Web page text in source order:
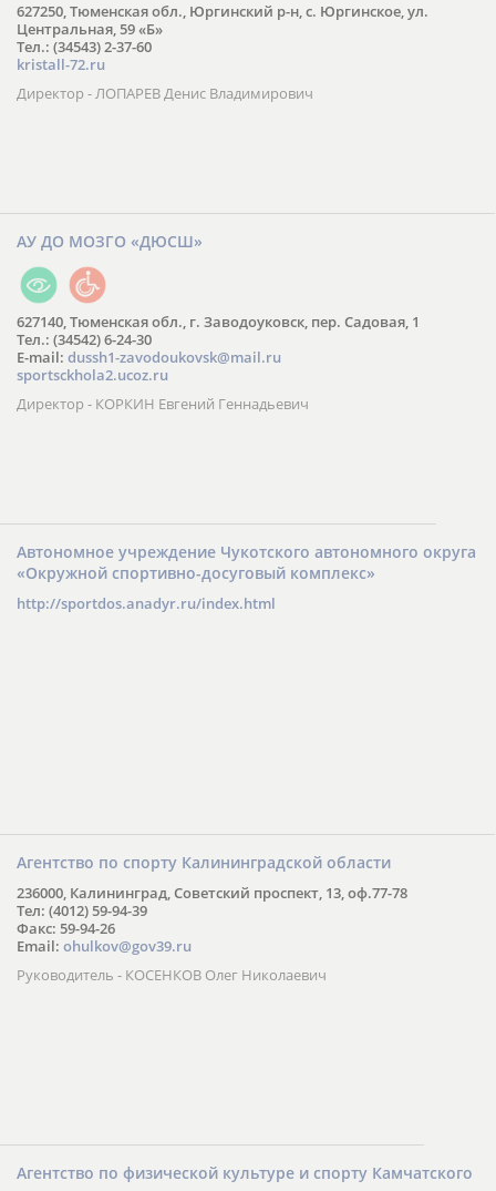
627250, Тюменская обл., Юргинский р-н, с. Юргинское, ул.
Центральная, 59 «Б»
Тел.: (34543) 2-37-60
kristall-72.ru
Директор - ЛОПАРЕВ Денис Владимирович
АУ ДО МОЗГО «ДЮСШ»
627140, Тюменская обл., г. Заводоуковск, пер. Садовая, 1
Тел.: (34542) 6-24-30
​E-mail: dussh1-zavodoukovsk@mail.ru
sportsckhola2.ucoz.ru
Директор - КОРКИН Евгений Геннадьевич
Автономное учреждение Чукотского автономного округа
«Окружной спортивно-досуговый комплекс»
http://sportdos.anadyr.ru/index.html
Агентство по спорту Калининградской области
236000, Калининград, Советский проспект, 13, оф.77-78
Тел: (4012) 59-94-39
Факс: 59-94-26
Email: ohulkov@gov39.ru
Руководитель - КОСЕНКОВ Олег Николаевич
Агентство по физической культуре и спорту Камчатского